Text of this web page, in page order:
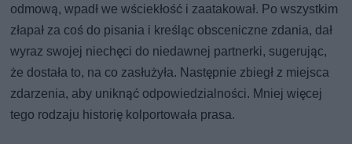
odmową, wpadł we wściekłość i zaatakował. Po wszystkim
złapał za coś do pisania i kreśląc obsceniczne zdania, dał
wyraz swojej niechęci do niedawnej partnerki, sugerując,
że dostała to, na co zasłużyła. Następnie zbiegł z miejsca
zdarzenia, aby uniknąć odpowiedzialności. Mniej więcej
tego rodzaju historię kolportowała prasa.